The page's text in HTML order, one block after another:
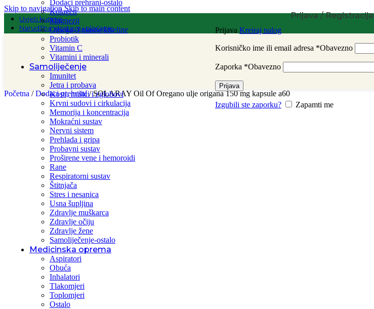
Skip to navigationSkip to main content
Uvjeti kupnje
Narudžba, dostava i plaćanje
Dodaci prehrani-ostalo
Kolagen
Magnezij
Omega-3 masne kiseline
Probiotik
Vitamin C
Vitamini i minerali
Samoliječenje
Imunitet
Jetra i probava
Kosti, mišići i zglobovi
Krvni sudovi i cirkulacija
Memorija i koncentracija
Mokraćni sustav
Nervni sistem
Prehlada i gripa
Probavni sustav
Proširene vene i hemoroidi
Rane
Respiratorni sustav
Štitnjača
Stres i nesanica
Usna šupljina
Zdravlje muškarca
Zdravlje očiju
Zdravlje žene
Samoliječenje-ostalo
Medicinska oprema
Aspiratori
Obuća
Inhalatori
Tlakomjeri
Toplomjeri
Ostalo
Prijava / Registracija
Prijava Kreiraj nalog
Korisničko ime ili email adresa *Obavezno
Zaporka *Obavezno
Prijava
Izgubili ste zaporku? Zapamti me
Početna / Dodaci prehrani/ SOLARAY Oil Of Oregano ulje origana 150 mg kapsule a60